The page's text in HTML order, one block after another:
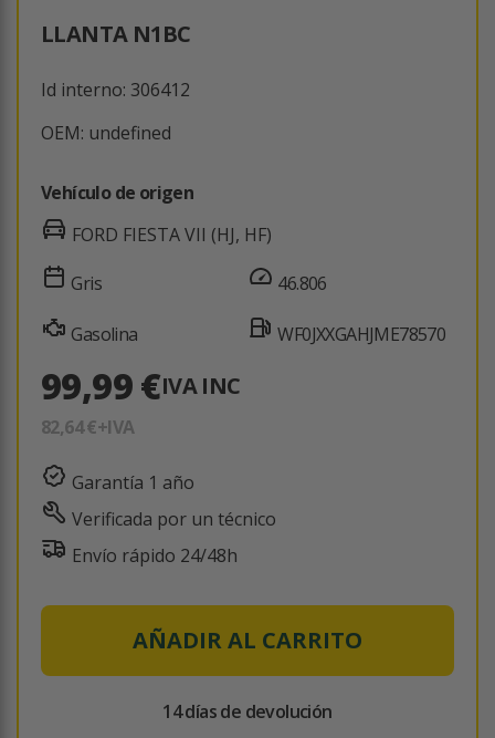
LLANTA N1BC
Id interno: 306412
OEM: undefined
Vehículo de origen
FORD FIESTA VII (HJ, HF)
Gris
Gasolina
46.806
WF0JXXGAHJME78570
99,99 €IVA INC
82,64 €+IVA
Garantía 1 año
Verificada por un técnico
Envío rápido 24/48h
AÑADIR AL CARRITO
14 días de devolución